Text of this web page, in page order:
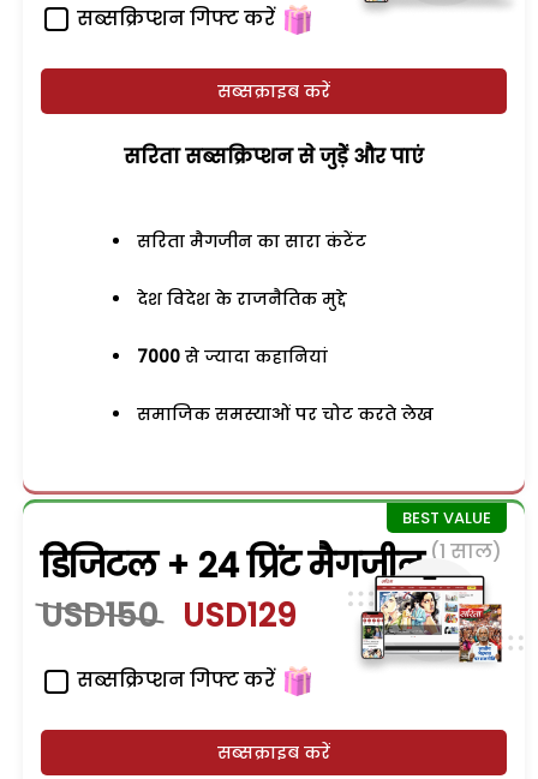
सब्सक्रिप्शन गिफ्ट करें
सब्सक्राइब करें
सरिता सब्सक्रिप्शन से जुड़ेें और पाएं
सरिता मैगजीन का सारा कंटेंट
देश विदेश के राजनैतिक मुद्दे
7000 से ज्यादा कहानियां
समाजिक समस्याओं पर चोट करते लेख
डिजिटल + 24 प्रिंट मैगजीन (1 साल)
USD150 USD129
सब्सक्रिप्शन गिफ्ट करें
सब्सक्राइब करें